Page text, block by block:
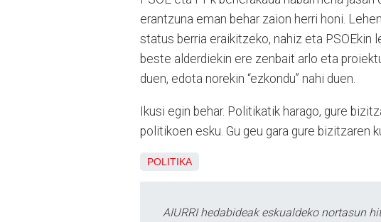
erantzuna eman behar zaion herri honi.
status berria eraikitzeko, nahiz eta PSOEkin
beste alderdiekin ere zenbait arlo eta
duen, edota norekin “ezkondu” nahi duen.
Ikusi egin behar. Politikatik harago, gure
politikoen esku. Gu geu gara gure bizitzaren
POLITIKA
AIURRI hedabideak eskualdeko nortasun